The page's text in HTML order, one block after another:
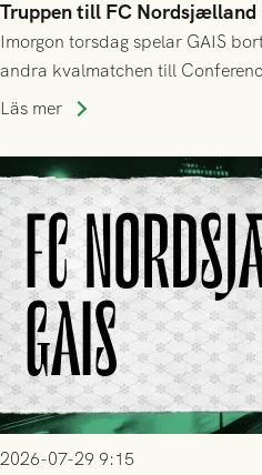
Truppen till FC
Imorgon torsdag spelar GAIS
andra kvalmatchen till
Park! Fredrik Holmberg och
Läs mer
2026-07-29 9:15